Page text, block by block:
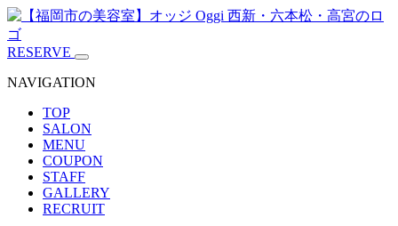
RESERVE
NAVIGATION
TOP
SALON
MENU
COUPON
STAFF
GALLERY
RECRUIT